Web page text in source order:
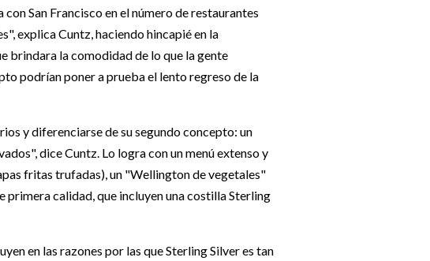
San Francisco en el número de restaurantes
explica Cuntz, haciendo hincapié en la
brindara la comodidad de lo que la gente
podrían poner a prueba el lento regreso de la
y diferenciarse de su segundo concepto: un
dice Cuntz. Lo logra con un menú extenso y
fritas trufadas), un "Wellington de vegetales"
primera calidad, que incluyen una costilla Sterling
en las razones por las que Sterling Silver es tan